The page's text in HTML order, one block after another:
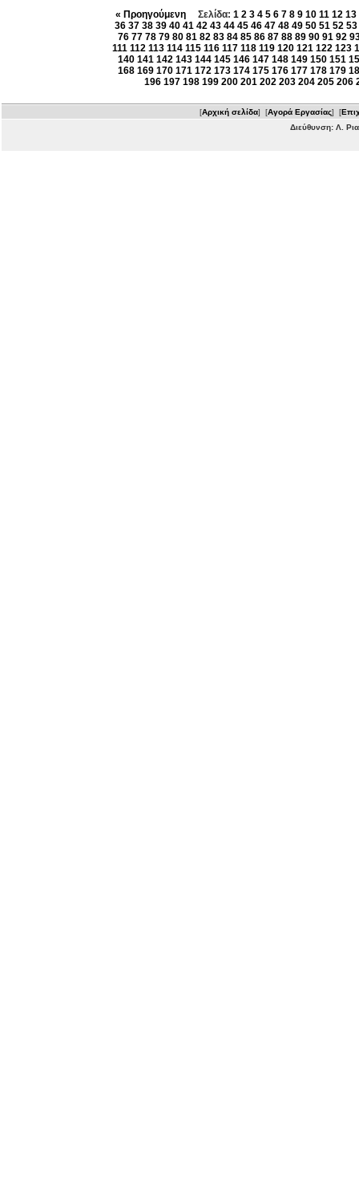
« ΠροηγούμενηΣελίδα: 1 2 3 4 5 6 7 8 9 10 11 12 13
36 37 38 39 40 41 42 43 44 45 46 47 48 49 50 51 52 53
76 77 78 79 80 81 82 83 84 85 86 87 88 89 90 91 92
111 112 113 114 115 116 117 118 119 120 121 122 123
140 141 142 143 144 145 146 147 148 149 150 151
168 169 170 171 172 173 174 175 176 177 178 179
196 197 198 199 200 201 202 203 204 205 206
[Αρχική σελίδα] [Αγορά Εργασίας] [
Διεύθυνση: Λ.